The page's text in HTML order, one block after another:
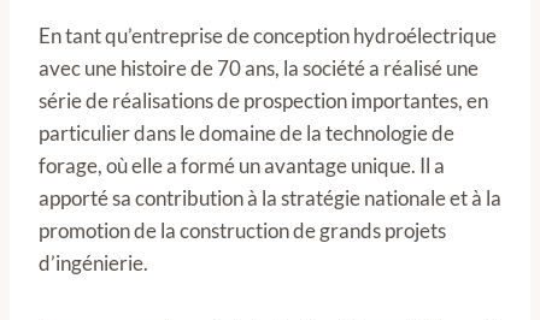
En tant qu’entreprise de conception hydroélectrique
avec une histoire de 70 ans, la société a réalisé une
série de réalisations de prospection importantes, en
particulier dans le domaine de la technologie de
forage, où elle a formé un avantage unique. Il a
apporté sa contribution à la stratégie nationale et à la
promotion de la construction de grands projets
d’ingénierie.